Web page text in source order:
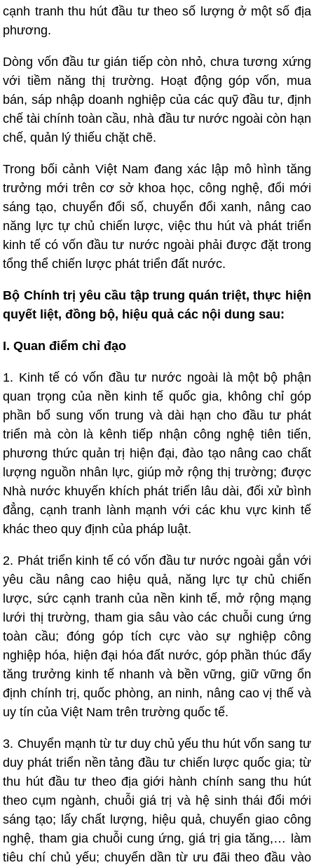
cạnh tranh thu hút đầu tư theo số lượng ở một số địa
phương.
Dòng vốn đầu tư gián tiếp còn nhỏ, chưa tương xứng
với tiềm năng thị trường. Hoạt động góp vốn, mua
bán, sáp nhập doanh nghiệp của các quỹ đầu tư, định
chế tài chính toàn cầu, nhà đầu tư nước ngoài còn hạn
chế, quản lý thiếu chặt chẽ.
Trong bối cảnh Việt Nam đang xác lập mô hình tăng
trưởng mới trên cơ sở khoa học, công nghệ, đổi mới
sáng tạo, chuyển đổi số, chuyển đổi xanh, nâng cao
năng lực tự chủ chiến lược, việc thu hút và phát triển
kinh tế có vốn đầu tư nước ngoài phải được đặt trong
tổng thể chiến lược phát triển đất nước.
Bộ Chính trị yêu cầu tập trung quán triệt, thực hiện
quyết liệt, đồng bộ, hiệu quả các nội dung sau:
I. Quan điểm chỉ đạo
1. Kinh tế có vốn đầu tư nước ngoài là một bộ phận
quan trọng của nền kinh tế quốc gia, không chỉ góp
phần bổ sung vốn trung và dài hạn cho đầu tư phát
triển mà còn là kênh tiếp nhận công nghệ tiên tiến,
phương thức quản trị hiện đại, đào tạo nâng cao chất
lượng nguồn nhân lực, giúp mở rộng thị trường; được
Nhà nước khuyến khích phát triển lâu dài, đối xử bình
đẳng, cạnh tranh lành mạnh với các khu vực kinh tế
khác theo quy định của pháp luật.
2. Phát triển kinh tế có vốn đầu tư nước ngoài gắn với
yêu cầu nâng cao hiệu quả, năng lực tự chủ chiến
lược, sức cạnh tranh của nền kinh tế, mở rộng mạng
lưới thị trường, tham gia sâu vào các chuỗi cung ứng
toàn cầu; đóng góp tích cực vào sự nghiệp công
nghiệp hóa, hiện đại hóa đất nước, góp phần thúc đẩy
tăng trưởng kinh tế nhanh và bền vững, giữ vững ổn
định chính trị, quốc phòng, an ninh, nâng cao vị thế và
uy tín của Việt Nam trên trường quốc tế.
3. Chuyển mạnh từ tư duy chủ yếu thu hút vốn sang tư
duy phát triển nền tảng đầu tư chiến lược quốc gia; từ
thu hút đầu tư theo địa giới hành chính sang thu hút
theo cụm ngành, chuỗi giá trị và hệ sinh thái đổi mới
sáng tạo; lấy chất lượng, hiệu quả, chuyển giao công
nghệ, tham gia chuỗi cung ứng, giá trị gia tăng,… làm
tiêu chí chủ yếu; chuyển dần từ ưu đãi theo đầu vào